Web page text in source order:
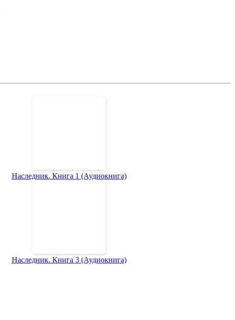
Наследник. Книга 1 (Аудиокнига)
Наследник. Книга 3 (Аудиокнига)